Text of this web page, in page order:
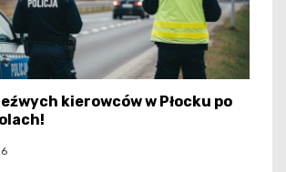
kierowców w Płocku po